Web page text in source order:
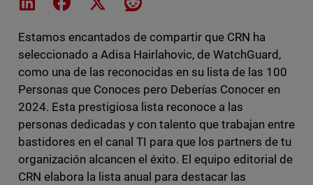
Estamos encantados de compartir que CRN ha
seleccionado a Adisa Hairlahovic, de WatchGuard,
como una de las reconocidas en su lista de las 100
Personas que Conoces pero Deberías Conocer en
2024. Esta prestigiosa lista reconoce a las
personas dedicadas y con talento que trabajan entre
bastidores en el canal TI para que los partners de tu
organización alcancen el éxito. El equipo editorial de
CRN elabora la lista anual para destacar las